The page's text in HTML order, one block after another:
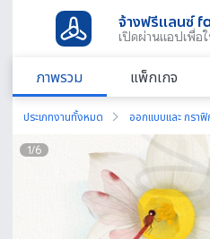
จ้างฟรีแลนซ์
เปิดผ่านแอปเพื่อ
ภาพรวม แพ็กเกจ
ประเภทงานทั้งหมด ออกแบบและ กราฟิ
1/6